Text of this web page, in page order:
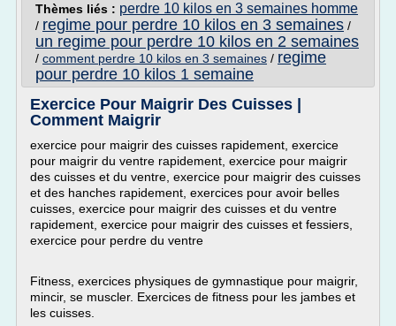
Thèmes liés : perdre 10 kilos en 3 semaines homme
/ regime pour perdre 10 kilos en 3 semaines /
un regime pour perdre 10 kilos en 2 semaines
/ comment perdre 10 kilos en 3 semaines / regime
pour perdre 10 kilos 1 semaine
Exercice Pour Maigrir Des Cuisses |
Comment Maigrir
exercice pour maigrir des cuisses rapidement, exercice
pour maigrir du ventre rapidement, exercice pour maigrir
des cuisses et du ventre, exercice pour maigrir des cuisses
et des hanches rapidement, exercices pour avoir belles
cuisses, exercice pour maigrir des cuisses et du ventre
rapidement, exercice pour maigrir des cuisses et fessiers,
exercice pour perdre du ventre
Fitness, exercices physiques de gymnastique pour maigrir,
mincir, se muscler. Exercices de fitness pour les jambes et
les cuisses.